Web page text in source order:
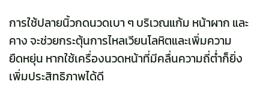
การใช้ปลายนิ้วกดนวดเบา ๆ บริเวณแก้ม หน้าผาก และ
คาง จะช่วยกระตุ้นการไหลเวียนโลหิตและเพิ่มความ
ยืดหยุ่น หากใช้เครื่องนวดหน้าที่มีคลื่นความถี่ต่ำก็ยิ่ง
เพิ่มประสิทธิภาพได้ดี